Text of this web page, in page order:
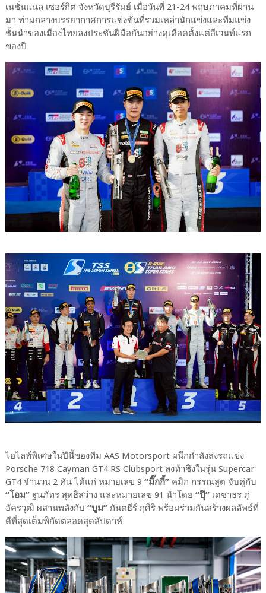
เนชั่นแนล เซอร์กิต จังหวัดบุรีรัมย์ เมื่อวันที่ 21-24 พฤษภาคมที่ผ่าน
มา ท่ามกลางบรรยากาศการแข่งขันที่รวมเหล่านักแข่งและทีมแข่ง
ชั้นนำของเมืองไทยลงประชันฝีมือกันอย่างดุเดือดตั้งแต่อีเวนท์แรก
ของปี
ไฮไลท์พิเศษในปีนี้ของทีม AAS Motorsport ผนึกกำลังส่งรถแข่ง
Porsche 718 Cayman GT4 RS Clubsport ลงท้าชิงในรุ่น Supercar
GT4 จำนวน 2 คัน ได้แก่ หมายเลข 9 “มิ๊กกี้”คมิก กรรณสูต จับคู่กับ
“โอม”ฐนภัทร สุทธิสว่าง และหมายเลข 91 นำโดย “ปุ๊”เดชาธร ภู่
อัครวุฒิ ผสานพลังกับ “บูม”กันตธีร์ กุศิริ พร้อมร่วมกันสร้างผลลัพธ์ที่
ดีที่สุดเต็มพิกัดตลอดสุดสัปดาห์